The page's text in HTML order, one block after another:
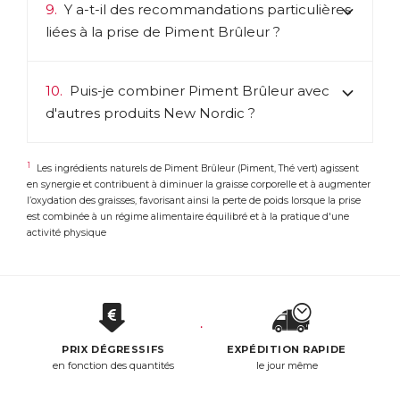
9. Y a-t-il des recommandations particulières
liées à la prise de Piment Brûleur ?
10. Puis-je combiner Piment Brûleur avec
d'autres produits New Nordic ?
1
Les ingrédients naturels de Piment Brûleur (Piment, Thé vert) agissent
en synergie et contribuent à diminuer la graisse corporelle et à augmenter
l’oxydation des graisses, favorisant ainsi la perte de poids lorsque la prise
est combinée à un régime alimentaire équilibré et à la pratique d'une
activité physique
PRIX DÉGRESSIFS
en fonction des quantités
EXPÉDITION RAPIDE
le jour même